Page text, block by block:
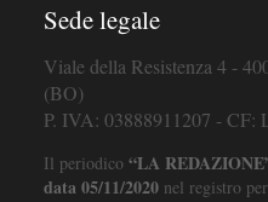
Sede legale
Viale della Resistenza 4 -
(BO)
P. IVA: 03888911207 -
Il periodico “LA
data 05/11/2020nel registro